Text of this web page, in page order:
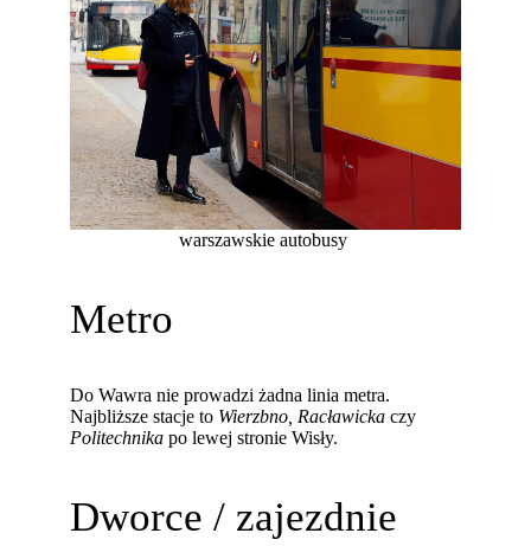
warszawskie autobusy
Metro
Do Wawra nie prowadzi żadna linia metra.
Najbliższe stacje to Wierzbno , Racławicka czy
Politechnika po lewej stronie Wisły.
Dworce / zajezdnie